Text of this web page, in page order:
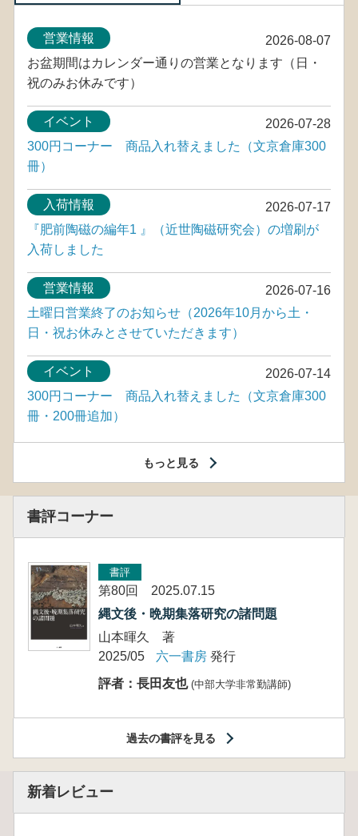
2026-08-07
営業情報
お盆期間はカレンダー通りの営業となります（日・
祝のみお休みです）
2026-07-28
イベント
300円コーナー 商品入れ替えました（文京倉庫300
冊）
2026-07-17
入荷情報
『肥前陶磁の編年1 』（近世陶磁研究会）の増刷が
入荷しました
2026-07-16
営業情報
土曜日営業終了のお知らせ（2026年10月から土・
日・祝お休みとさせていただきます）
2026-07-14
イベント
300円コーナー 商品入れ替えました（文京倉庫300
冊・200冊追加）
もっと見る
書評コーナー
書評
第80回 2025.07.15
縄文後・晩期集落研究の諸問題
山本暉久 著
2025/05
六一書房 発行
評者：長田友也 (中部大学非常勤講師)
過去の書評を見る
新着レビュー